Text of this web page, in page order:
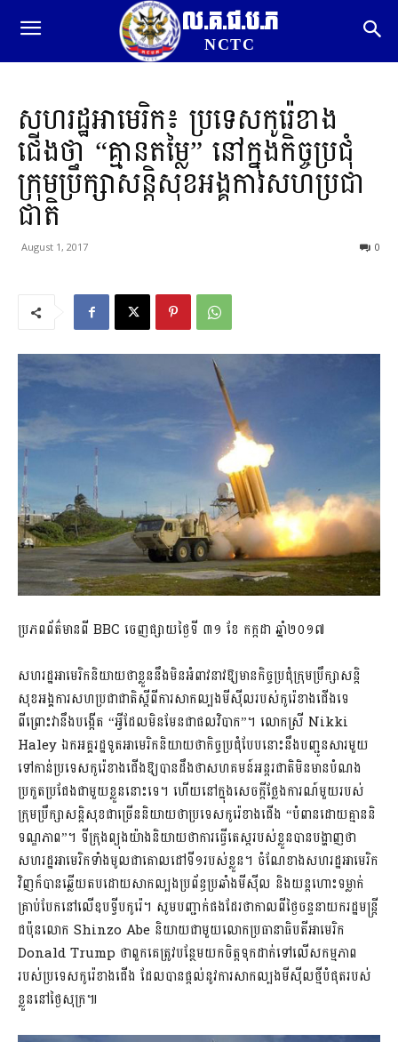
ល.គ.ជ.ប.ភ
NCTC
សហរដ្ឋអាមេរិក៖ ប្រទេសកូរ៉េខាង
ជើងថា “គ្មានតម្លៃ” នៅក្នុងកិច្ចប្រជុំ
ក្រុមប្រឹក្សាសន្តិសុខអង្គការសហប្រជា
ជាតិ
August 1, 2017 0
ប្រភពព័ត៌មានពី​ BBC ចេញផ្សាយថ្ងៃទី ៣១ ខែ កក្កដា ឆ្នាំ២០១៧
សហរដ្ឋអាមេរិកនិយាយថាខ្លួននឹងមិនអំពាវនាវឱ្យមានកិច្ចប្រជុំក្រុមប្រឹក្សាសន្តិ
សុខអង្គការសហប្រជាជាតិស្តីពីការសាកល្បងមីស៊ីលរបស់កូរ៉េខាងជើងទេ
ពីព្រោះវានឹងបង្កើត “អ្វីដែលមិនមែនជាផលវិបាក”។ លោកស្រី Nikki
Haley ឯកអគ្គរដ្ឋទូតអាមេរិកនិយាយថាកិច្ចប្រជុំបែបនោះនឹងបញ្ជូនសារមួយ
ទៅកាន់ប្រទេសកូរ៉េខាងជើងឱ្យបានដឹងថាសហគមន៍អន្តរជាតិមិនមានបំណង
ប្រកួតប្រជែងជាមួយខ្លួននោះទេ។ ហើយនៅក្នុងសេចក្តីថ្លែងការណ៍មួយរបស់
ក្រុមប្រឹក្សាសន្តិសុខជាច្រើននិយាយថាប្រទេសកូរ៉េខាងជើង “បំពានដោយគ្មាននិ
ទណ្ឌភាព”។ ទីក្រុងព្យុងយ៉ាងនិយាយថាការធ្វើតេស្តរបស់ខ្លួនបានបង្ហាញថា
សហរដ្ឋអាមេរិកទាំងមូលជាគោលដៅទី១របស់ខ្លួន។ ចំណែខាងសហរដ្ឋអាមេរិក
វិញក៏បានឆ្លើយតបដោយសាកល្បងប្រព័ន្ធប្រឆាំងមីស៊ីល និងយន្តហោះទម្លាក់
គ្រាប់បែកនៅលើឧបទ្វីបកូរ៉េ។ សូមបញ្ជាក់ផងដែរថាកាលពីថ្ងៃចន្ទនាយករដ្ឋមន្ត្រី
ជប៉ុនលោក Shinzo Abe និយាយជាមួយលោកប្រធានាធិបតីអាមេរិក
Donald Trump ថាពួកគេត្រូវបន្ថែមយកចិត្តទុកដាក់ទៅលើសកម្មភាព
របស់ប្រទេសកូរ៉េខាងជើង ដែលបានផ្តល់នូវការសាកល្បងមីស៊ីលថ្មីបំផុតរបស់
ខ្លួននៅថ្ងៃសុក្រ៕